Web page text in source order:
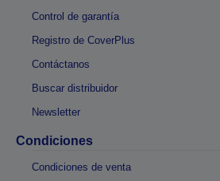
Control de garantía
Registro de CoverPlus
Contáctanos
Buscar distribuidor
Newsletter
Condiciones
Condiciones de venta